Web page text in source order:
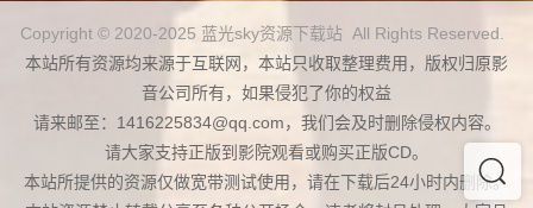
Copyright © 2020-2025 蓝光sky资源下载站 All Rights Reserved.
本站所有资源均来源于互联网，本站只收取整理费用，版权归原影
音公司所有，如果侵犯了你的权益
请来邮至：1416225834@qq.com，我们会及时删除侵权内容。
请大家支持正版到影院观看或购买正版CD。
本站所提供的资源仅做宽带测试使用，请在下载后24小时内删除。